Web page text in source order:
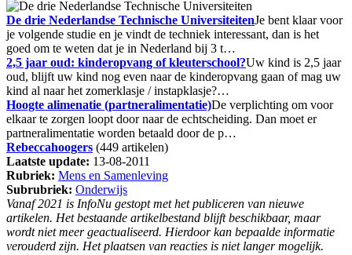
De drie Nederlandse Technische UniversiteitenJe bent klaar voor
je volgende studie en je vindt de techniek interessant, dan is het
goed om te weten dat je in Nederland bij 3 t…
2,5 jaar oud: kinderopvang of kleuterschool?Uw kind is 2,5 jaar
oud, blijft uw kind nog even naar de kinderopvang gaan of mag uw
kind al naar het zomerklasje / instapklasje?…
Hoogte alimenatie (partneralimentatie)De verplichting om voor
elkaar te zorgen loopt door naar de echtscheiding. Dan moet er
partneralimentatie worden betaald door de p…
Rebeccahoogers (449 artikelen)
Laatste update: 13-08-2011
Rubriek: Mens en Samenleving
Subrubriek: Onderwijs
Vanaf 2021 is InfoNu gestopt met het publiceren van nieuwe
artikelen. Het bestaande artikelbestand blijft beschikbaar, maar
wordt niet meer geactualiseerd. Hierdoor kan bepaalde informatie
verouderd zijn. Het plaatsen van reacties is niet langer mogelijk.